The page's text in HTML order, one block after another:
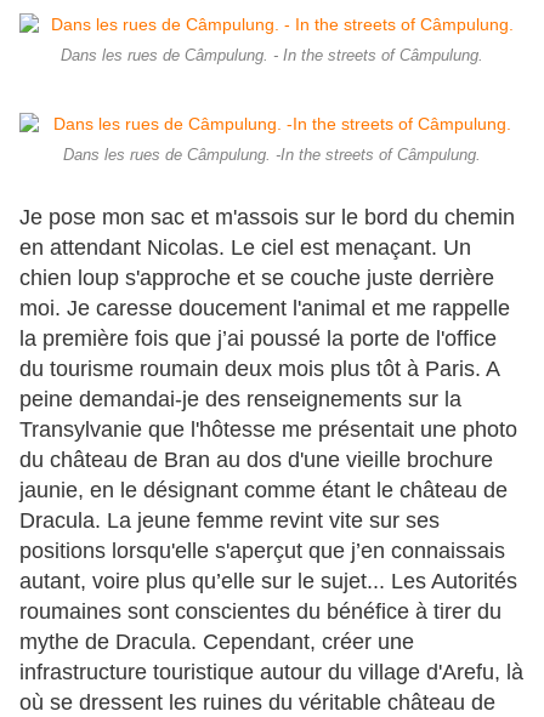
Dans les rues de Câmpulung. - In the streets of Câmpulung.
Dans les rues de Câmpulung. -In the streets of Câmpulung.
Je pose mon sac et m'assois sur le bord du chemin
en attendant Nicolas. Le ciel est menaçant. Un
chien loup s'approche et se couche juste derrière
moi. Je caresse doucement l'animal et me rappelle
la première fois que j’ai poussé la porte de l'office
du tourisme roumain deux mois plus tôt à Paris. A
peine demandai-je des renseignements sur la
Transylvanie que l'hôtesse me présentait une photo
du château de Bran au dos d'une vieille brochure
jaunie, en le désignant comme étant le château de
Dracula. La jeune femme revint vite sur ses
positions lorsqu'elle s'aperçut que j’en connaissais
autant, voire plus qu’elle sur le sujet... Les Autorités
roumaines sont conscientes du bénéfice à tirer du
mythe de Dracula. Cependant, créer une
infrastructure touristique autour du village d'Arefu, là
où se dressent les ruines du véritable château de